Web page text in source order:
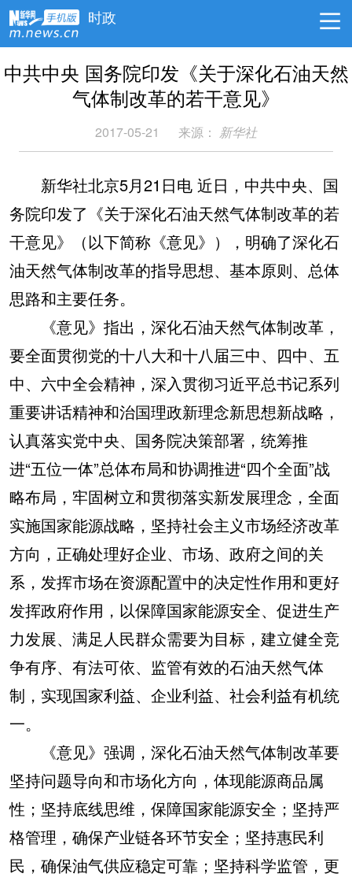
时政
中共中央 国务院印发《关于深化石油天然
气体制改革的若干意见》
2017-05-21 来源： 新华社
新华社北京5月21日电 近日，中共中央、国
务院印发了《关于深化石油天然气体制改革的若
干意见》（以下简称《意见》），明确了深化石
油天然气体制改革的指导思想、基本原则、总体
思路和主要任务。
《意见》指出，深化石油天然气体制改革，
要全面贯彻党的十八大和十八届三中、四中、五
中、六中全会精神，深入贯彻习近平总书记系列
重要讲话精神和治国理政新理念新思想新战略，
认真落实党中央、国务院决策部署，统筹推
进“五位一体”总体布局和协调推进“四个全面”战
略布局，牢固树立和贯彻落实新发展理念，全面
实施国家能源战略，坚持社会主义市场经济改革
方向，正确处理好企业、市场、政府之间的关
系，发挥市场在资源配置中的决定性作用和更好
发挥政府作用，以保障国家能源安全、促进生产
力发展、满足人民群众需要为目标，建立健全竞
争有序、有法可依、监管有效的石油天然气体
制，实现国家利益、企业利益、社会利益有机统
一。
《意见》强调，深化石油天然气体制改革要
坚持问题导向和市场化方向，体现能源商品属
性；坚持底线思维，保障国家能源安全；坚持严
格管理，确保产业链各环节安全；坚持惠民利
民，确保油气供应稳定可靠；坚持科学监管，更